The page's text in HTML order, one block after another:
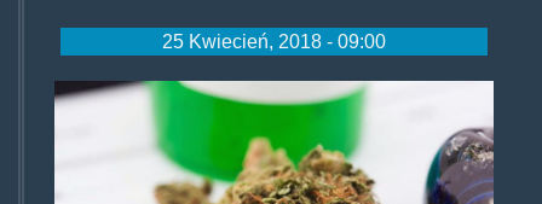
25 Kwiecień, 2018 - 09:00
medmjpl.jpg